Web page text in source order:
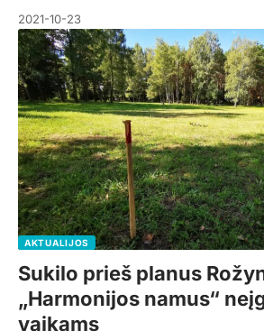
2021-10-23
AKTUALIJOS
Sukilo prieš planus
„Harmonijos namus“
vaikams